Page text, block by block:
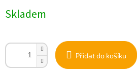
cena:
Skladem
Přidat do košíku